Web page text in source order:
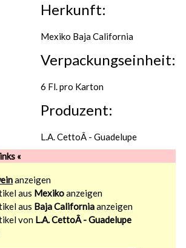
Herkunft:
Mexiko Baja California
Verpackungseinheit:
6 Fl. pro Karton
Produzent:
L.A. CettoÂ - Guadelupe
«
anzeigen
aus Mexikoanzeigen
aus Baja Californiaanzeigen
von L.A. CettoÂ - Guadelupe